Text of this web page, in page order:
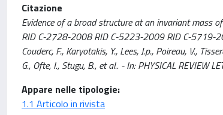
Citazione
Evidence of a broad structure at an invariant mass
RID C-2728-2008 RID C-5223-2009 RID C-5719-
Couderc, F., Karyotakis, Y., Lees, J.p., Poireau, V.,
G., Ofte, I., Stugu, B., et al.. - In: PHYSICAL
Appare nelle tipologie:
1.1 Articolo in rivista